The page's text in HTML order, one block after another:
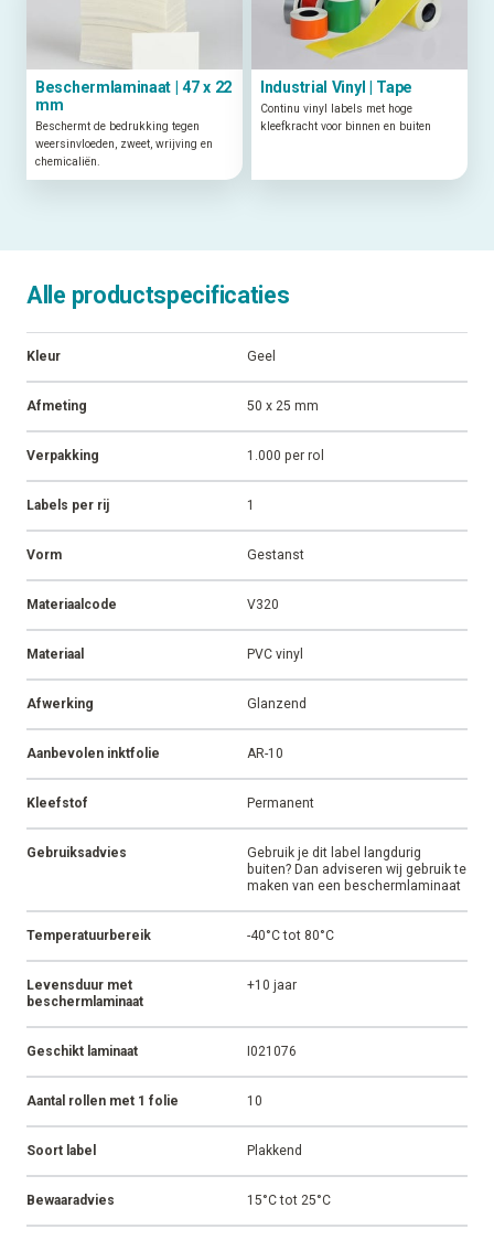
Beschermlaminaat | 47 x 22
mm
Beschermt de bedrukking tegen
weersinvloeden, zweet, wrijving en
chemicaliën.
Industrial Vinyl | Tape
Continu vinyl labels met hoge
kleefkracht voor binnen en buiten
Alle productspecificaties
Kleur Geel
Afmeting 50 x 25 mm
Verpakking 1.000 per rol
Labels per rij 1
Vorm Gestanst
Materiaalcode V320
Materiaal PVC vinyl
Afwerking Glanzend
Aanbevolen inktfolie AR-10
Kleefstof Permanent
Gebruiksadvies
Gebruik je dit label langdurig
buiten? Dan adviseren wij gebruik te
maken van een beschermlaminaat
Temperatuurbereik -40°C tot 80°C
Levensduur met
beschermlaminaat
+10 jaar
Geschikt laminaat I021076
Aantal rollen met 1 folie 10
Soort label Plakkend
Bewaaradvies 15°C tot 25°C